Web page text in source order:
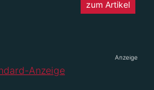
zum Artikel
Anzeige